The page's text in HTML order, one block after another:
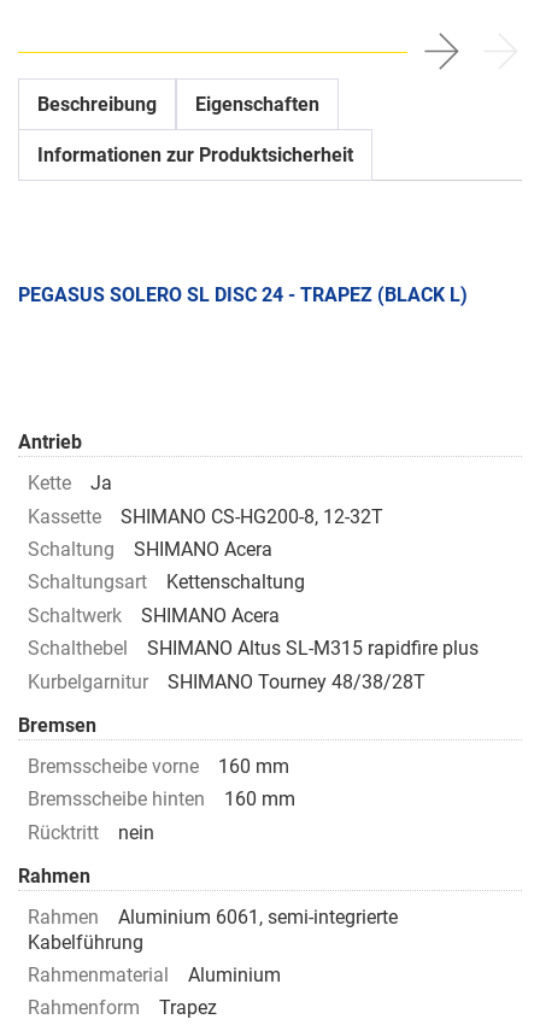
Beschreibung Eigenschaften
Informationen zur Produktsicherheit
PEGASUS SOLERO SL DISC 24 - TRAPEZ (BLACK L)
Antrieb
Kette
Ja
Kassette
SHIMANO CS-HG200-8, 12-32T
Schaltung
SHIMANO Acera
Schaltungsart
Kettenschaltung
Schaltwerk
SHIMANO Acera
Schalthebel
SHIMANO Altus SL-M315 rapidfire plus
Kurbelgarnitur
SHIMANO Tourney 48/38/28T
Bremsen
Bremsscheibe vorne
160 mm
Bremsscheibe hinten
160 mm
Rücktritt
nein
Rahmen
Rahmen
Aluminium 6061, semi-integrierte
Kabelführung
Rahmenmaterial
Aluminium
Rahmenform
Trapez